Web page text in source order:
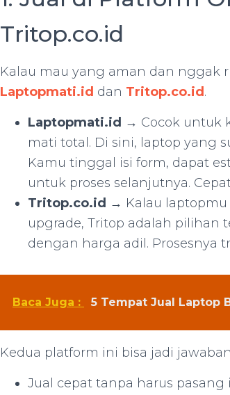
Tritop.co.id
Kalau mau yang aman dan nggak
Laptopmati.id dan Tritop.co.id .
Laptopmati.id → Cocok untuk
mati total. Di sini, laptop yang
Kamu tinggal isi form, dapat
untuk proses selanjutnya.
Tritop.co.id → Kalau
upgrade, Tritop adalah pilihan
dengan harga adil. Prosesnya
Baca Juga : 5 Tempat Jual Laptop
Kedua platform ini bisa jadi
Jual cepat tanpa harus pasang